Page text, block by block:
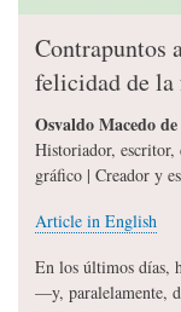
Contrapuntos
felicidad de
Osvaldo Macedo
Historiador, escritor,
gráfico | Creador y
Article in English
En los últimos días,
—y, paralelamente,